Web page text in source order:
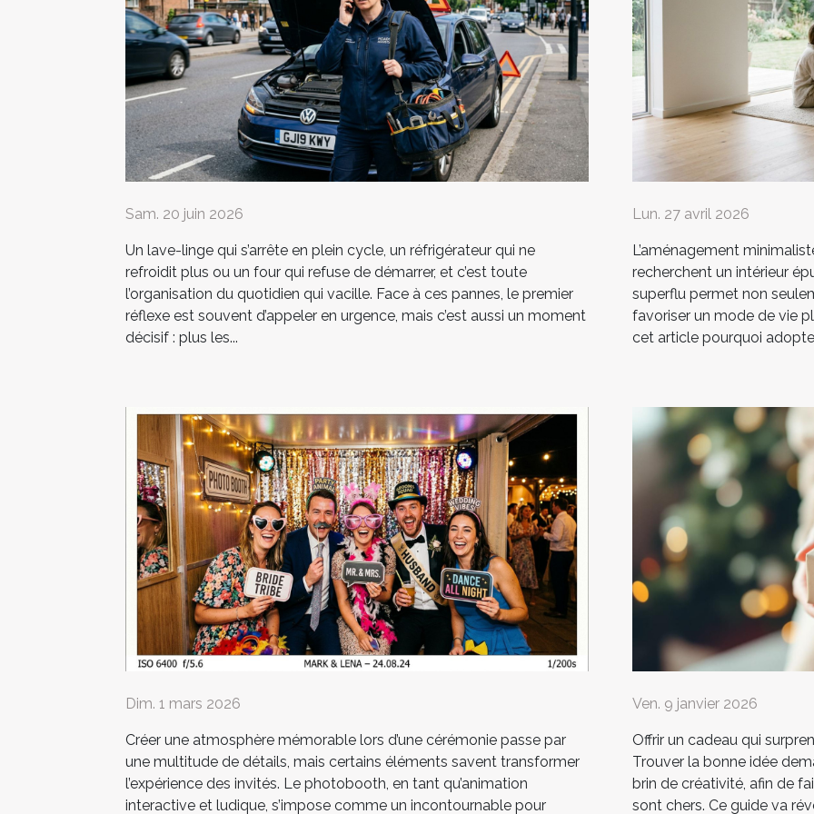
Sam. 20 juin 2026
Un lave-linge qui s’arrête en plein cycle, un réfrigérateur qui ne
refroidit plus ou un four qui refuse de démarrer, et c’est toute
l’organisation du quotidien qui vacille. Face à ces pannes, le premier
réflexe est souvent d’appeler en urgence, mais c’est aussi un moment
décisif : plus les...
Lun. 27 avril 2026
L’aménagement
recherchent un intérieur
superflu permet non
favoriser un mode de vie
cet article pourquoi
Dim. 1 mars 2026
Créer une atmosphère mémorable lors d’une cérémonie passe par
une multitude de détails, mais certains éléments savent transformer
l’expérience des invités. Le photobooth, en tant qu’animation
interactive et ludique, s’impose comme un incontournable pour
Ven. 9 janvier 2026
Offrir un cadeau qui
Trouver la bonne idée
brin de créativité, afin de
sont chers. Ce guide va